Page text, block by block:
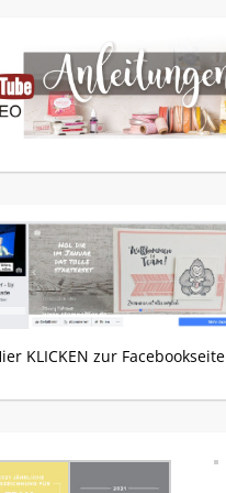
KLICKEN zur Facebookseite